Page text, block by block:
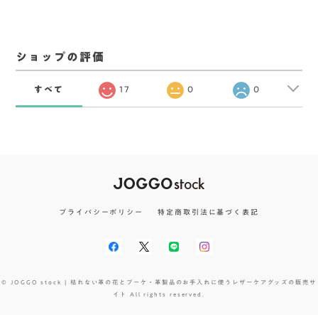
ショップの評価
すべて 17 0 0
プライバシーポリシー 特定商取引法に基づく表記
© JOGGO stock | 枯れない革の花とブーケ・革製品のお手入れに使うレザーケアグッズの販売サ
イト All rights reserved.